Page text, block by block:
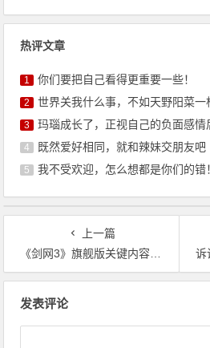
热评文章
1 你们要把自己看得更重要一些！
2 世界关我什么事，不如天野阳菜一
3 玛瑙成长了，正视自己的负面感情
4 既然爱好相同，就和辣妹交朋友吧
5 我不受欢迎，怎么想都是你们的错
上一篇
《剑网3》旗舰版关键内容一网打尽 硬件配置首次揭晓
诉说
发表评论